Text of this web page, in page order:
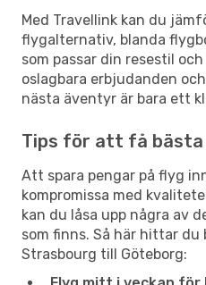
Med Travellink kan du
flygalternativ, blanda
som passar din resestil
oslagbara erbjudanden
nästa äventyr är bara ett
Tips för att få bästa
Att spara pengar på flyg
kompromissa med
kan du låsa upp några av
som finns. Så här hittar
Strasbourg till Göteborg: